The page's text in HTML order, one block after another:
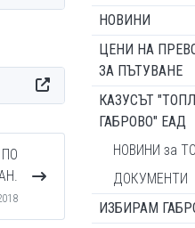
НОВИНИ
ЦЕНИ НА
ЗА ПЪТУВАНЕ
КАЗУСЪТ
ГАБРОВО" ЕАД
НОВИНИ за
ДОКУМЕНТИ
ИЗБИРАМ